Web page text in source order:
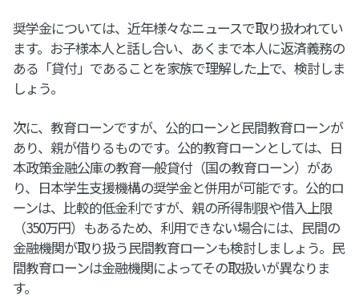
奨学金については、近年様々なニュースで取り扱われてい
ます。お子様本人と話し合い、あくまで本人に返済義務の
ある「貸付」であることを家族で理解した上で、検討しま
しょう。
次に、教育ローンですが、公的ローンと民間教育ローンが
あり、親が借りるものです。公的教育ローンとしては、日
本政策金融公庫の教育一般貸付（国の教育ローン）があ
り、日本学生支援機構の奨学金と併用が可能です。公的ロ
ーンは、比較的低金利ですが、親の所得制限や借入上限
（350万円）もあるため、利用できない場合には、民間の
金融機関が取り扱う民間教育ローンも検討しましょう。民
間教育ローンは金融機関によってその取扱いが異なりま
す。